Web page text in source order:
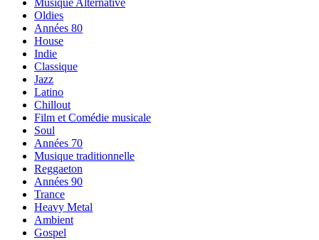
Musique Alternative
Oldies
Années 80
House
Indie
Classique
Jazz
Latino
Chillout
Film et Comédie musicale
Soul
Années 70
Musique traditionnelle
Reggaeton
Années 90
Trance
Heavy Metal
Ambient
Gospel